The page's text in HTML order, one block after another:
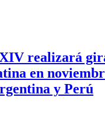
realizará
en
y Perú